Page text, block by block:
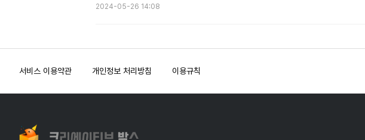
2024-05-26 14:08
서비스 이용약관 개인정보 처리방침 이용규칙